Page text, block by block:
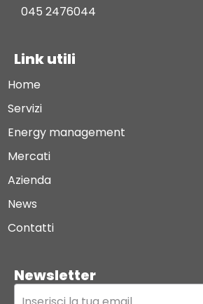
045 2476044
Link utili
Home
Servizi
Energy management
Mercati
Azienda
News
Contatti
Newsletter